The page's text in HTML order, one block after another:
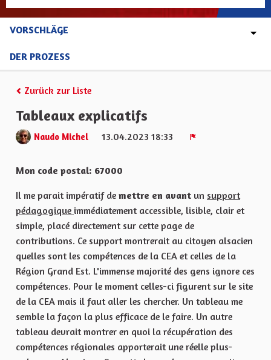
VORSCHLÄGE
DER PROZESS
Zurück zur Liste
Tableaux explicatifs
Naudo Michel
13.04.2023 18:33
Mon code postal: 67000
Il me parait impératif de mettre en avant un support
pédagogique immédiatement accessible, lisible, clair et
simple, placé directement sur cette page de
contributions. Ce support montrerait au citoyen alsacien
quelles sont les compétences de la CEA et celles de la
Région Grand Est. L'immense majorité des gens ignore ces
compétences. Pour le moment celles-ci figurent sur le site
de la CEA mais il faut aller les chercher. Un tableau me
semble la façon la plus efficace de le faire. Un autre
tableau devrait montrer en quoi la récupération des
compétences régionales apporterait une réelle plus-